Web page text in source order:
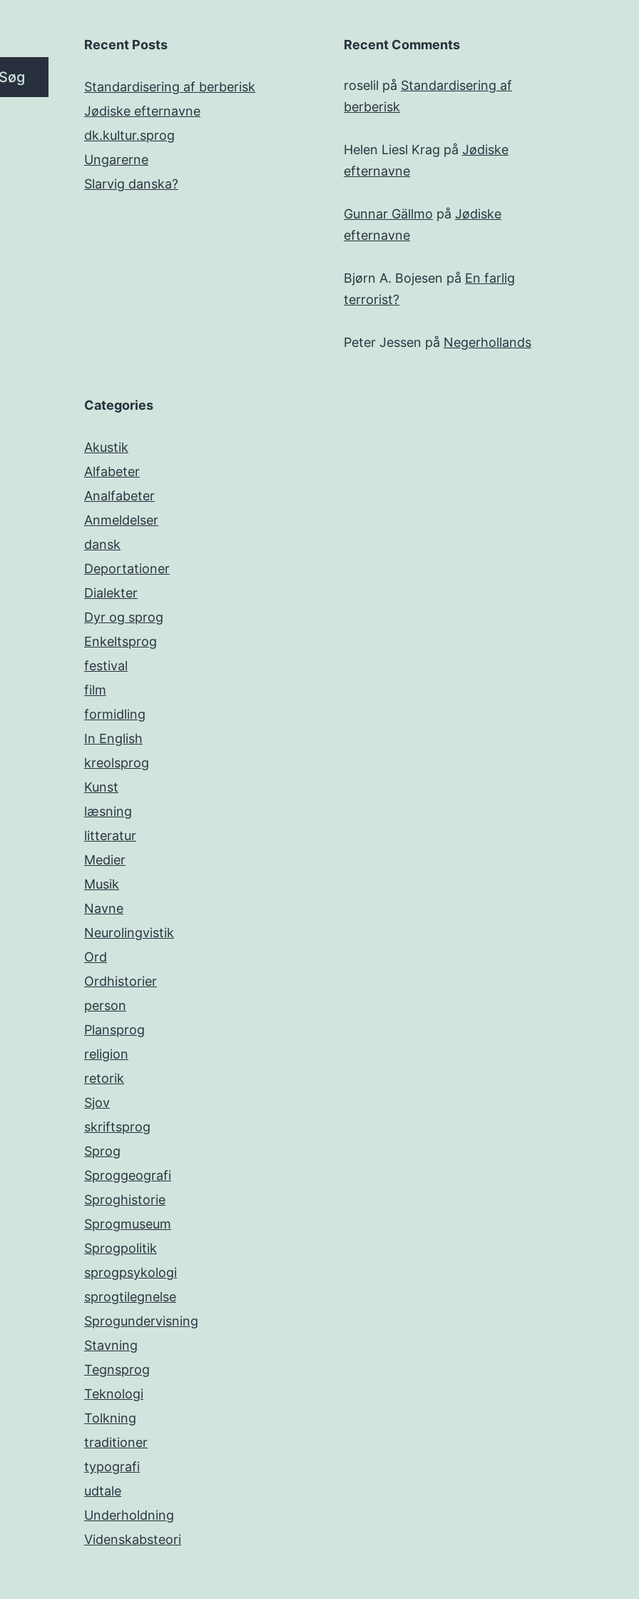
Recent Posts
Standardisering af berberisk
Jødiske efternavne
dk.kultur.sprog
Ungarerne
Slarvig danska?
Recent Comments
roselil på Standardisering af
berberisk
Helen Liesl Krag på Jødiske
efternavne
Gunnar Gällmo på Jødiske
efternavne
Bjørn A. Bojesen på En farlig
terrorist?
Peter Jessen på Negerhollands
Categories
Akustik
Alfabeter
Analfabeter
Anmeldelser
dansk
Deportationer
Dialekter
Dyr og sprog
Enkeltsprog
festival
film
formidling
In English
kreolsprog
Kunst
læsning
litteratur
Medier
Musik
Navne
Neurolingvistik
Ord
Ordhistorier
person
Plansprog
religion
retorik
Sjov
skriftsprog
Sprog
Sproggeografi
Sproghistorie
Sprogmuseum
Sprogpolitik
sprogpsykologi
sprogtilegnelse
Sprogundervisning
Stavning
Tegnsprog
Teknologi
Tolkning
traditioner
typografi
udtale
Underholdning
Videnskabsteori